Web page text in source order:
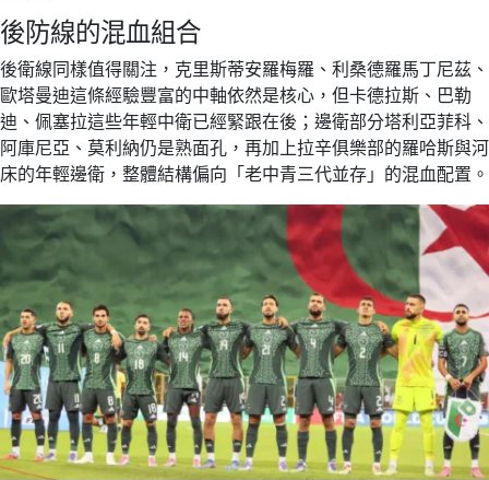
後防線的混血組合
後衛線同樣值得關注，克里斯蒂安羅梅羅、利桑德羅馬丁尼茲、
歐塔曼迪這條經驗豐富的中軸依然是核心，但卡德拉斯、巴勒
迪、佩塞拉這些年輕中衛已經緊跟在後；邊衛部分塔利亞菲科、
阿庫尼亞、莫利納仍是熟面孔，再加上拉辛俱樂部的羅哈斯與河
床的年輕邊衛，整體結構偏向「老中青三代並存」的混血配置。